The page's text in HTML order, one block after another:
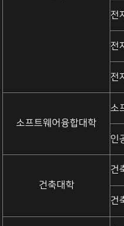
전
전
전
소프트웨어융합대학
소
인
건축대학
건
건